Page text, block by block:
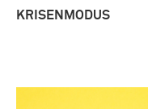
KRISENMODUS